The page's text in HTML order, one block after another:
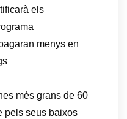
els
menys en
més grans de 60
pels seus baixos